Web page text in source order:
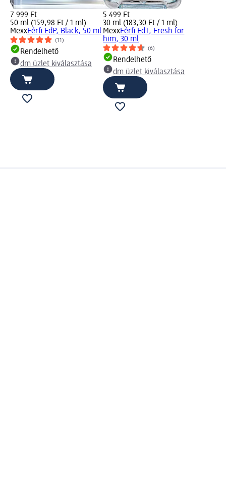
7 999 Ft
50 ml (159,98 Ft / 1 ml)
MexxFérfi EdP, Black, 50 ml
(11)
Rendelhető
dm üzlet kiválasztása
5 499 Ft
30 ml (183,30 Ft / 1 ml)
MexxFérfi EdT, Fresh for
him, 30 ml
(6)
Rendelhető
dm üzlet kiválasztása